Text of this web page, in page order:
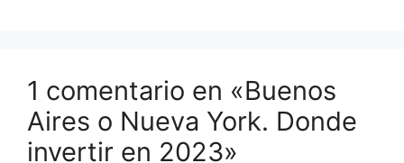
1 comentario en «Buenos
Aires o Nueva York. Donde
invertir en 2023»